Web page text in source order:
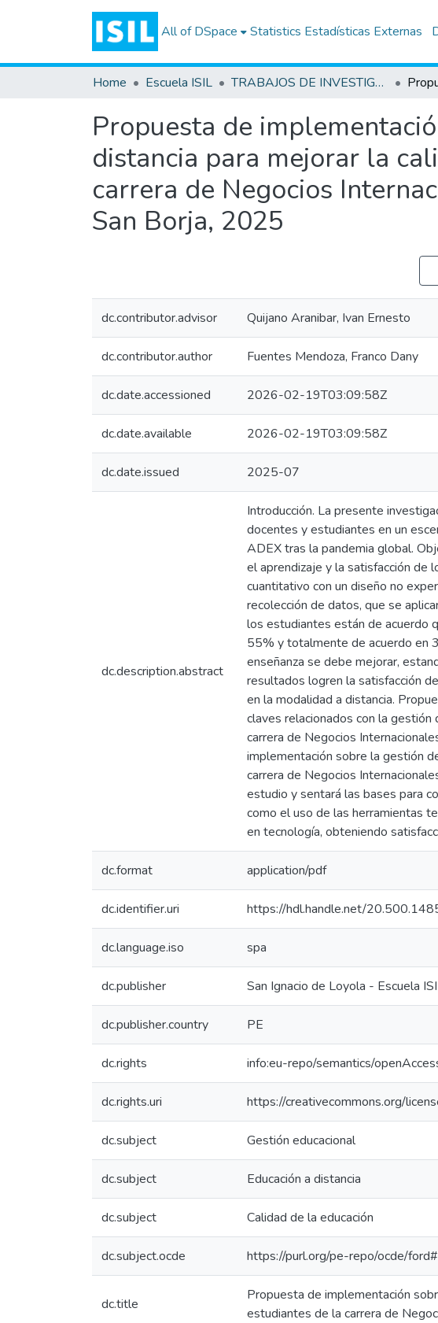
All of DSpace Statistics Estadísticas Externas
Home Escuela ISIL TRABAJOS DE INVESTIGACIÓN
Propuesta de
distancia para mejorar la
carrera de Negocios
San Borja, 2025
dc.contributor.advisor Quijano Aranibar, Ivan Ernesto
dc.contributor.author Fuentes Mendoza, Franco Dany
dc.date.accessioned 2026-02-19T03:09:58Z
dc.date.available 2026-02-19T03:09:58Z
dc.date.issued 2025-07
dc.description.abstract
Introducción. La presente
docentes y estudiantes en un
ADEX tras la pandemia global.
el aprendizaje y la satisfacción de
cuantitativo con un diseño no
recolección de datos, que se
los estudiantes están de acuerdo
55% y totalmente de acuerdo en
enseñanza se debe mejorar,
resultados logren la satisfacción
en la modalidad a distancia.
claves relacionados con la gestión
carrera de Negocios
implementación sobre la gestión
carrera de Negocios
estudio y sentará las bases para
como el uso de las herramientas
en tecnología, obteniendo
dc.format application/pdf
dc.identifier.uri https://hdl.handle.net/
dc.language.iso spa
dc.publisher San Ignacio de Loyola - Escuela
dc.publisher.country PE
dc.rights info:eu-repo/semantics/
dc.rights.uri https://creativecommons.org/
dc.subject Gestión educacional
dc.subject Educación a distancia
dc.subject Calidad de la educación
dc.subject.ocde https://purl.org/pe-repo/ocde/
dc.title
Propuesta de implementación
estudiantes de la carrera de